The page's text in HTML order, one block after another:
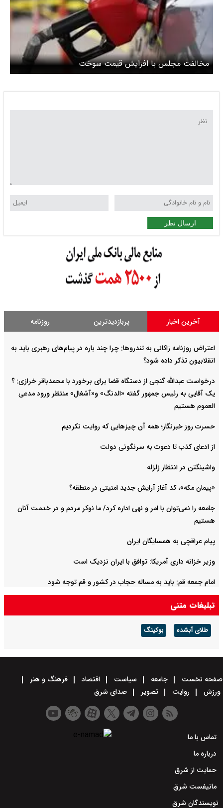
مخالفت مجلس با افزایش قیمت سوخت
ارسال نظر
آخرین اخبار پربازدیدترین روزنامه
اعتراض روزنامه زاکانی به تندروها‌: چرا چند باره در پیام‌های رهبری باید به
انقلابیون تذکر داده شود؟
درخواست عبدالله گنجی از دستگاه قضا برای برخورد با محمدباقر خرازی: ؟
یک آقایی به رئیس جمهور گفته «الدنگ» و«آشغال» منتظر ورود مدعی
العموم هستیم
حسرت روز خبرنگار؛ همه آن چیزهایی که روایت نکردیم
از ادعای کذب تا دعوت به سرنگونی دولت
واشینگتن در انتظار زلزله
«پیمان مکه»، کد آغاز آرایش جدید امنیتی در منطقه؟
جامعه را نمی‌توان با امر و نهی اداره کرد/ ما نوکر مردم و در خدمت آنان
هستیم
پیام عراقچی به همسایگان ایران
وزیر خزانه داری آمریکا: توافق با ایران نزدیک است
امام جمعه قم: باید به مساله حجاب در کشور و قم توجه شود
تبلیغات متنی
طلای آبشده بوکینگ
صفحه نخست جامعه سیاست اقتصاد
فرهنگ و هنر
ورزش
روایت تصویر صدای شرق
تماس با ما
درباره ما
حمایت از شرق
مانیفست شرق
نویسندگان شرق